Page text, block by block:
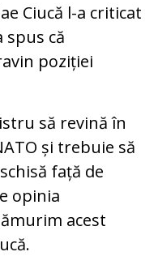
Ciucă l-a criticat
spus că
poziției
să revină în
și trebuie să
față de
opinia
acest